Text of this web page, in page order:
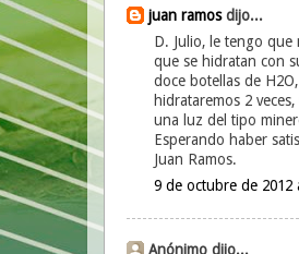
juan ramosdijo...
D. Julio, le tengo que
que se hidratan con
doce botellas de
hidrataremos 2
una luz del tipo
Esperando haber
Juan Ramos.
9 de octubre de 2012
Anónimo dijo...